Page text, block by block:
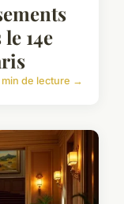
14e
min de lecture →